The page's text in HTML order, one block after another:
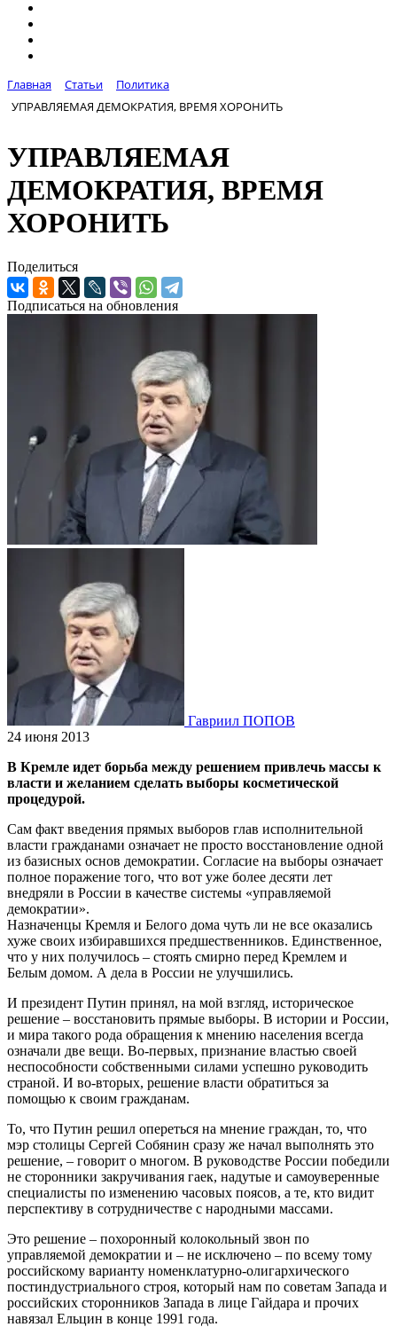
Главная Статьи
Политика
УПРАВЛЯЕМАЯ ДЕМОКРАТИЯ, ВРЕМЯ ХОРОНИТЬ
УПРАВЛЯЕМАЯ
ДЕМОКРАТИЯ, ВРЕМЯ
ХОРОНИТЬ
Поделиться
Подписаться на обновления
Гавриил ПОПОВ
24 июня 2013
В Кремле идет борьба между решением привлечь массы к
власти и желанием сделать выборы косметической
процедурой.
Cам факт введения прямых выборов глав исполнительной
власти гражданами означает не просто восстановление одной
из базисных основ демократии. Согласие на выборы означает
полное поражение того, что вот уже более десяти лет
внедряли в России в качестве системы «управляемой
демократии».
Назначенцы Кремля и Белого дома чуть ли не все оказались
хуже своих избиравшихся предшественников. Единственное,
что у них получилось – стоять смирно перед Кремлем и
Белым домом. А дела в России не улучшились.
И президент Путин принял, на мой взгляд, историческое
решение – восстановить прямые выборы. В истории и России,
и мира такого рода обращения к мнению населения всегда
означали две вещи. Во-первых, признание властью своей
неспособности собственными силами успешно руководить
страной. И во-вторых, решение власти обратиться за
помощью к своим гражданам.
То, что Путин решил опереться на мнение граждан, то, что
мэр столицы Сергей Собянин сразу же начал выполнять это
решение, – говорит о многом. В руководстве России победили
не сторонники закручивания гаек, надутые и самоуверенные
специалисты по изменению часовых поясов, а те, кто видит
перспективу в сотрудничестве с народными массами.
Это решение – похоронный колокольный звон по
управляемой демократии и – не исключено – по всему тому
российскому варианту номенклатурно-олигархического
постиндустриального строя, который нам по советам Запада и
российских сторонников Запада в лице Гайдара и прочих
навязал Ельцин в конце 1991 года.